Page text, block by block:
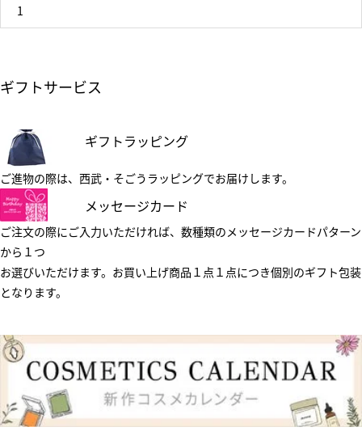
1
ギフトサービス
ギフトラッピング
ご進物の際は、西武・そごうラッピングでお届けします。
メッセージカード
ご注文の際にご入力いただければ、数種類のメッセージカードパターン
から１つ
お選びいただけます。お買い上げ商品１点１点につき個別のギフト包装
となります。